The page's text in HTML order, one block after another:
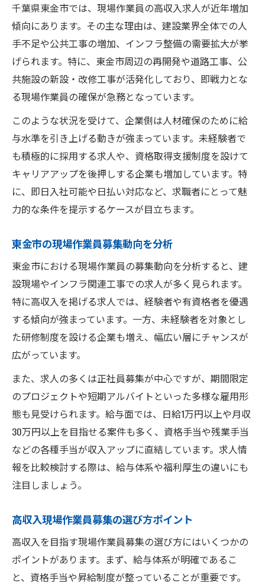
千葉県東金市では、現場作業員の高収入求人が近年増加
傾向にあります。その主な理由は、建設業界全体での人
手不足や公共工事の増加、インフラ整備の需要拡大が挙
げられます。特に、東金市周辺の再開発や道路工事、公
共施設の新設・改修工事が活発化しており、即戦力とな
る現場作業員の確保が急務となっています。
このような状況を受けて、企業側は人材確保のために給
与水準を引き上げる動きが強まっています。未経験者で
も積極的に採用する求人や、資格取得支援制度を設けて
キャリアアップを後押しする企業も増加しています。特
に、即日入社可能や日払い対応など、求職者にとって魅
力的な条件を提示するケースが目立ちます。
東金市の現場作業員募集動向を分析
東金市における現場作業員の募集動向を分析すると、建
設現場やインフラ関連工事での求人が多く見られます。
特に高収入を掲げる求人では、経験者や有資格者を優遇
する傾向が強まっています。一方、未経験者を対象とし
た研修制度を設ける企業も増え、幅広い層にチャンスが
広がっています。
また、求人の多くは正社員募集が中心ですが、期間限定
のプロジェクトや短期アルバイトといった多様な雇用形
態も見受けられます。給与面では、日給1万円以上や月収
30万円以上を目指せる案件も多く、資格手当や残業手当
などの各種手当が収入アップに直結しています。求人情
報を比較検討する際は、給与体系や福利厚生の違いにも
注目しましょう。
高収入現場作業員募集の選び方ポイント
高収入を目指す現場作業員募集の選び方にはいくつかの
ポイントがあります。まず、給与体系が明確であるこ
と、資格手当や昇給制度が整っていることが重要です。